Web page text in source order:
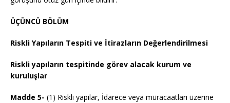
ÜÇÜNCÜ BÖLÜM
Riskli Yapıların Tespiti ve İtirazların Değerlendirilmesi
Riskli yapıların tespitinde görev alacak kurum ve
kuruluşlar
Madde 5- (1) Riskli yapılar, İdarece veya müracaatları üzerine